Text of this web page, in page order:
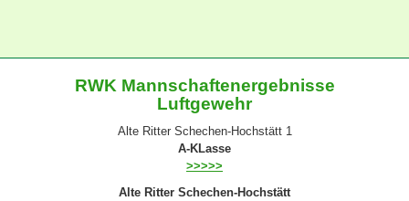
RWK Mannschaftenergebnisse
Luftgewehr
Alte Ritter Schechen-Hochstätt 1
A-KLasse
>>>>>
Alte Ritter Schechen-Hochstätt